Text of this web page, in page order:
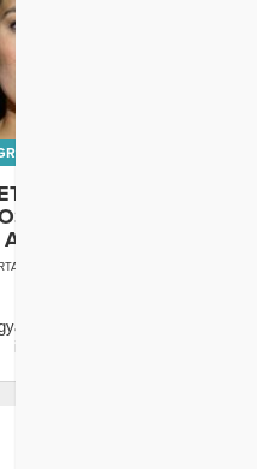
ŐSZINTE
ASHLEY
SZOPTATÁSRÓL
ÍRTA:
is néz ki a szoptatás
igazából.